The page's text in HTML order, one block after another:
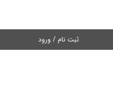
ثبت نام / ورود